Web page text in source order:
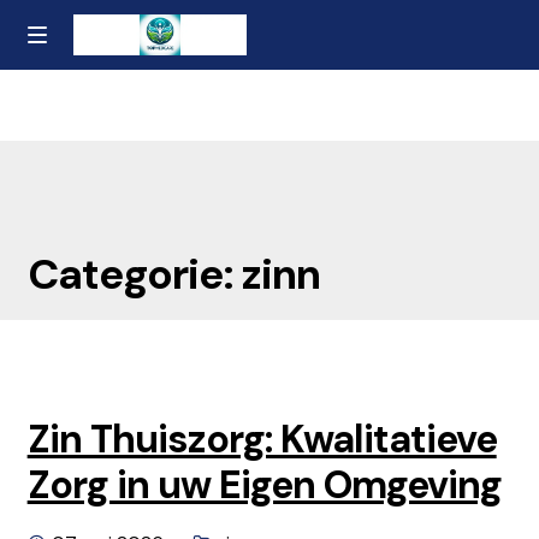
Ga
naar
Naar
de
MENU
Privacybeleid en Algemene Voorwaarden
Categorie: zinn
Zin Thuiszorg: Kwalitatieve
Zorg in uw Eigen Omgeving